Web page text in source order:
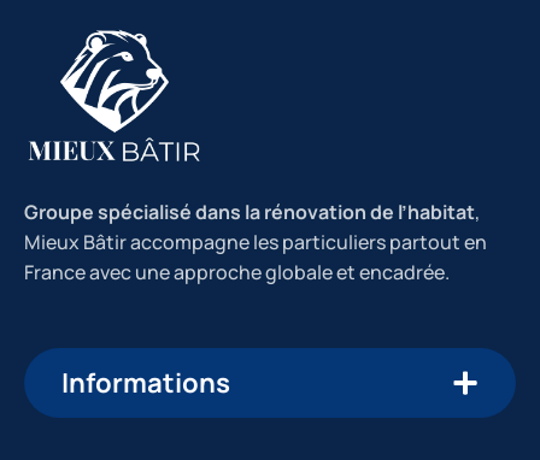
Groupe spécialisé dans la rénovation de l’habitat,
Mieux Bâtir accompagne les particuliers partout en
France avec une approche globale et encadrée.
Informations